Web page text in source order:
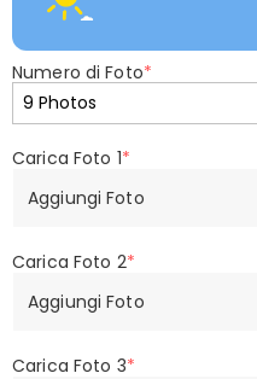
Numero di Foto*
Carica Foto 1*
Aggiungi Foto
Carica Foto 2*
Aggiungi Foto
Carica Foto 3*